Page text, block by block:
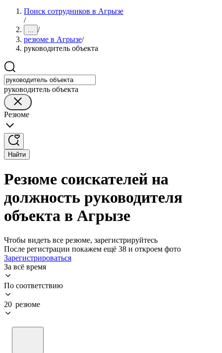
Поиск сотрудников в Агрызе
/
... /
резюме в Агрызе/
руководитель объекта
руководитель объекта
Резюме
Найти
Резюме соискателей на
должность руководителя
объекта в Агрызе
Чтобы видеть все резюме, зарегистрируйтесь
После регистрации покажем ещё 38 и откроем фото
Зарегистрироваться
За всё время
По соответствию
20 резюме